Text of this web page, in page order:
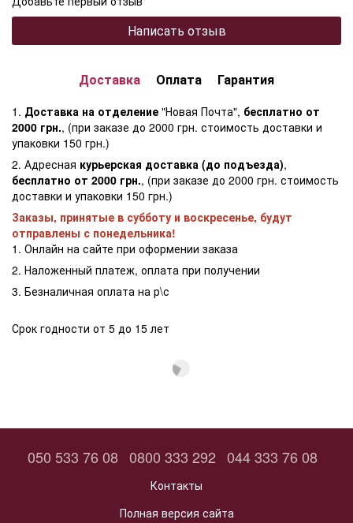
Написать отзыв
Доставка Оплата Гарантия
1. Доставка на отделение "Новая Почта", бесплатно от
2000 грн., (при заказе до 2000 грн. стоимость доставки и
упаковки 150 грн.)
2. Адресная курьерская доставка (до подъезда),
бесплатно от 2000 грн., (при заказе до 2000 грн. стоимость
доставки и упаковки 150 грн.)
Заказы, принятые в субботу и воскресенье, будут
отправлены с понедельника!
1. Онлайн на сайте при оформении заказа
2. Наложенный платеж, оплата при получении
3. Безналичная оплата на р\с
Срок годности от 5 до 15 лет
050 533 76 08 0800 333 292 044 333 76 08
Контакты
Полная версия сайта